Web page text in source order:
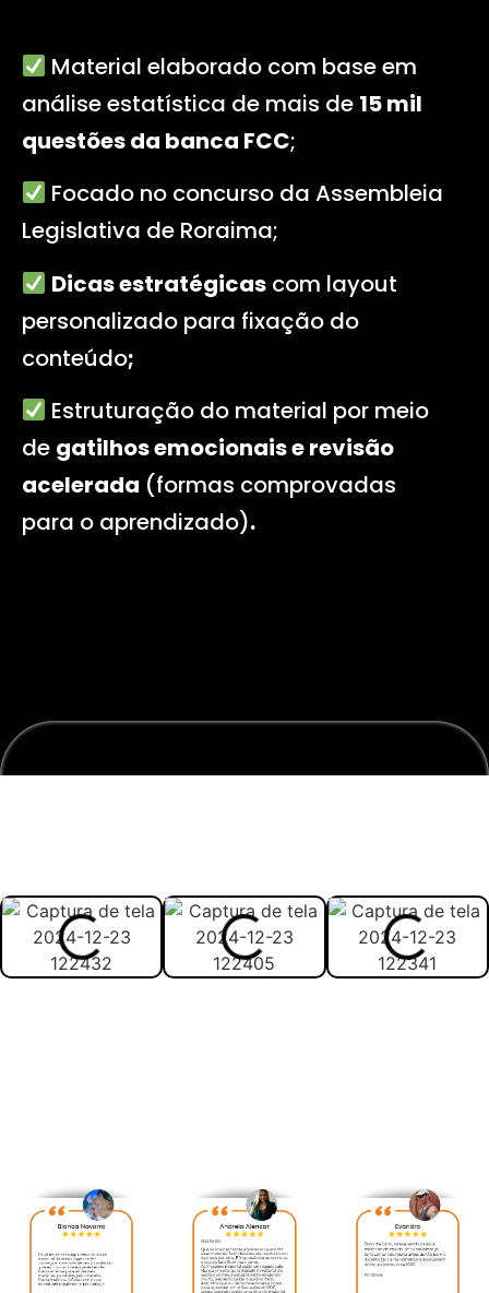
Material elaborado com base em
análise estatística de mais de 15 mil
questões da banca FCC;
Focado no concurso da Assembleia
Legislativa de Roraima;
Dicas estratégicascom layout
personalizado para fixação do
conteúdo;
Estruturação do material por meio
de gatilhos emocionais e revisão
acelerada (formas comprovadas
para o aprendizado).
pelos nossos alunos: